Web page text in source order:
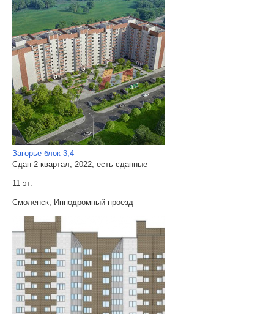
Загорье блок 3,4
Сдан 2 квартал, 2022, есть сданные
11 эт.
Смоленск, Ипподромный проезд